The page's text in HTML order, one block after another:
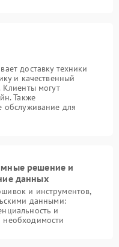
доставку техники
и качественный
могут
Также
обслуживание для
решение и
данных
и инструментов,
данными:
и